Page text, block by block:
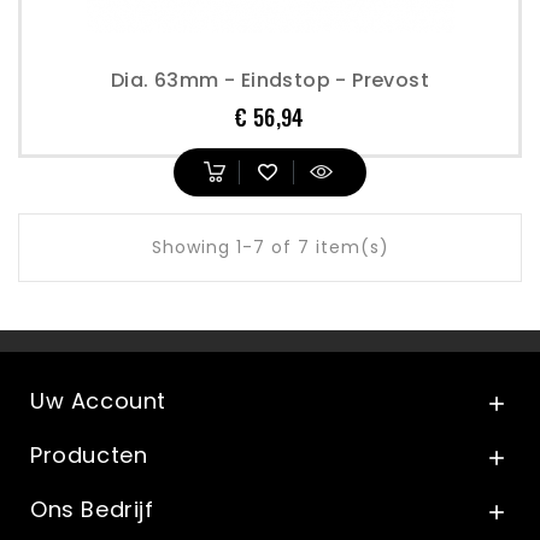
Dia. 63mm - Eindstop - Prevost
€ 56,94
Showing 1-7 of 7 item(s)
Uw Account 
Producten 
Ons Bedrijf 